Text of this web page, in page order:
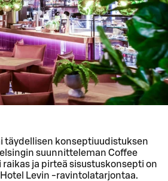
täy­del­li­sen kon­sep­ti­uu­dis­tuk­sen
suunnitteleman Coffee
raikas ja pirteä sisustuskonsepti on
Levin -ravintolatarjontaa.